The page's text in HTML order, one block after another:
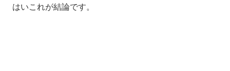
はいこれが結論です。